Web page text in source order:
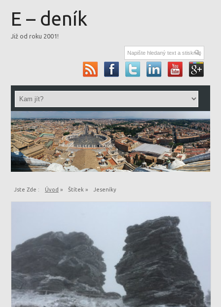
E – deník
Již od roku 2001!
Jste Zde : Úvod » Štítek » Jeseníky